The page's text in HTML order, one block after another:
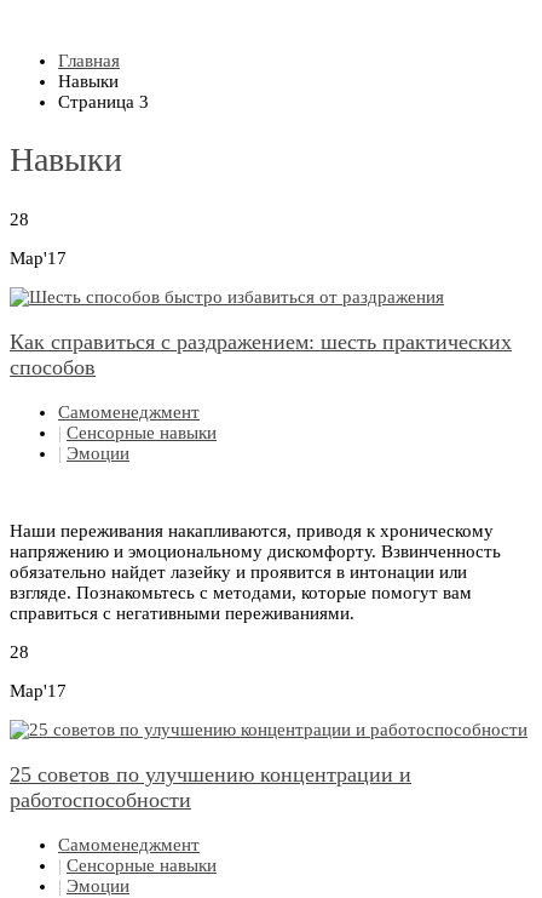
Главная
Навыки
Страница 3
Навыки
28
Мар'17
Как справиться с раздражением: шесть практических
способов
Самоменеджмент
| Сенсорные навыки
| Эмоции
Наши переживания накапливаются, приводя к хроническому
напряжению и эмоциональному дискомфорту. Взвинченность
обязательно найдет лазейку и проявится в интонации или
взгляде. Познакомьтесь с методами, которые помогут вам
справиться с негативными переживаниями.
28
Мар'17
25 советов по улучшению концентрации и
работоспособности
Самоменеджмент
| Сенсорные навыки
| Эмоции